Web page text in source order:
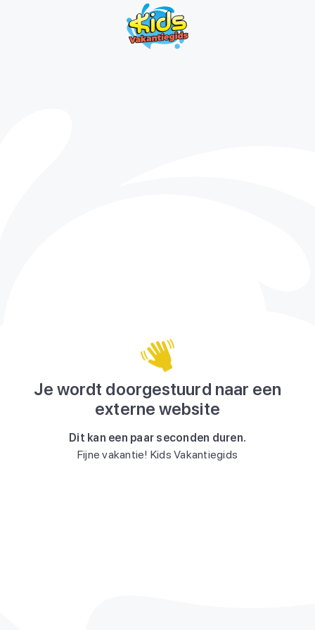
Je wordt doorgestuurd naar een
externe website
Dit kan een paar seconden duren.
Fijne vakantie! Kids Vakantiegids